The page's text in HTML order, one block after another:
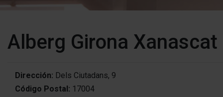
Alberg Girona Xanascat
Dirección: Dels Ciutadans, 9
Código Postal: 17004